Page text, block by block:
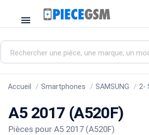
menu
Accueil Smartphones SAMSUNG 2-
A5 2017 (A520F)
Pièces pour A5 2017 (A520F)